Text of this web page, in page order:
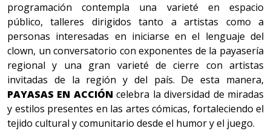
programación contempla una varieté en espacio
público, talleres dirigidos tanto a artistas como a
personas interesadas en iniciarse en el lenguaje del
clown, un conversatorio con exponentes de la payasería
regional y una gran varieté de cierre con artistas
invitadas de la región y del país. De esta manera,
PAYASAS EN ACCIÓNcelebra la diversidad de miradas
y estilos presentes en las artes cómicas, fortaleciendo el
tejido cultural y comunitario desde el humor y el juego.